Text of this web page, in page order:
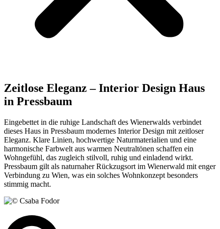
Zeitlose Eleganz – Interior Design Haus
in Pressbaum
Eingebettet in die ruhige Landschaft des Wienerwalds verbindet
dieses Haus in Pressbaum modernes Interior Design mit zeitloser
Eleganz. Klare Linien, hochwertige Naturmaterialien und eine
harmonische Farbwelt aus warmen Neutraltönen schaffen ein
Wohngefühl, das zugleich stilvoll, ruhig und einladend wirkt.
Pressbaum gilt als naturnaher Rückzugsort im Wienerwald mit enger
Verbindung zu Wien, was ein solches Wohnkonzept besonders
stimmig macht.